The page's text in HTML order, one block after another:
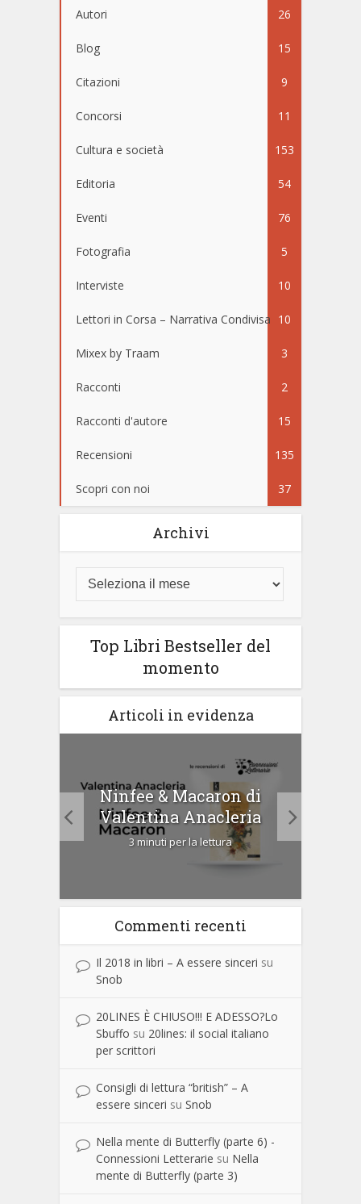
Autori 26
Blog 15
Citazioni 9
Concorsi 11
Cultura e società 153
Editoria 54
Eventi 76
Fotografia 5
Interviste 10
Lettori in Corsa – Narrativa Condivisa 10
Mixex by Traam 3
Racconti 2
Racconti d'autore 15
Recensioni 135
Scopri con noi 37
Archivi
Top Libri Bestseller del
momento
Articoli in evidenza
Ninfee & Macaron di
Valentina Anacleria
3 minuti per la lettura
Commenti recenti
Il 2018 in libri – A essere sinceri su
Snob
20LINES È CHIUSO!!! E ADESSO?Lo
Sbuffo su 20lines: il social italiano
per scrittori
Consigli di lettura “british” – A
essere sinceri su Snob
Nella mente di Butterfly (parte 6) -
Connessioni Letterarie su Nella
mente di Butterfly (parte 3)